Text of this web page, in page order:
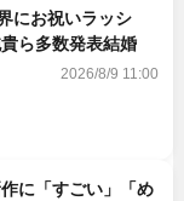
にお祝いラッシ
ら多数発表結婚
2026/8/9 11:00
に「すごい」「め